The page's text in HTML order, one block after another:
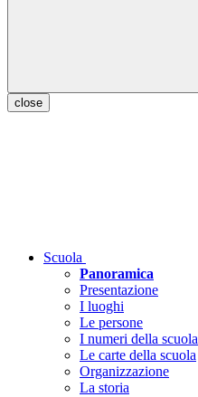
close
Scuola
Panoramica
Presentazione
I luoghi
Le persone
I numeri della scuola
Le carte della scuola
Organizzazione
La storia